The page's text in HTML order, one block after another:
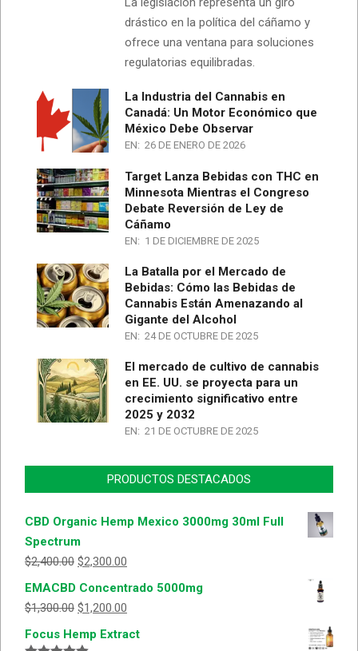
drástico en la política del cáñamo y
ofrece una ventana para soluciones
regulatorias equilibradas.
La Industria del Cannabis en
Canadá: Un Motor Económico que
México Debe Observar
EN: 26 DE ENERO DE 2026
Target Lanza Bebidas con THC en
Minnesota Mientras el Congreso
Debate Reversión de Ley de
Cáñamo
EN: 1 DE DICIEMBRE DE 2025
La Batalla por el Mercado de
Bebidas: Cómo las Bebidas de
Cannabis Están Amenazando al
Gigante del Alcohol
EN: 24 DE OCTUBRE DE 2025
El mercado de cultivo de cannabis
en EE. UU. se proyecta para un
crecimiento significativo entre
2025 y 2032
EN: 21 DE OCTUBRE DE 2025
PRODUCTOS DESTACADOS
CBD Organic Hemp Mexico 3000mg 30ml Full
Spectrum
$2,400.00 $2,300.00
EMACBD Concentrado 5000mg
$1,300.00 $1,200.00
Focus Hemp Extract